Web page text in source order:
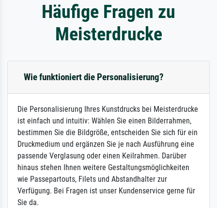
Häufige Fragen zu
Meisterdrucke
Wie funktioniert die Personalisierung?
Die Personalisierung Ihres Kunstdrucks bei Meisterdrucke
ist einfach und intuitiv: Wählen Sie einen Bilderrahmen,
bestimmen Sie die Bildgröße, entscheiden Sie sich für ein
Druckmedium und ergänzen Sie je nach Ausführung eine
passende Verglasung oder einen Keilrahmen. Darüber
hinaus stehen Ihnen weitere Gestaltungsmöglichkeiten
wie Passepartouts, Filets und Abstandhalter zur
Verfügung. Bei Fragen ist unser Kundenservice gerne für
Sie da.